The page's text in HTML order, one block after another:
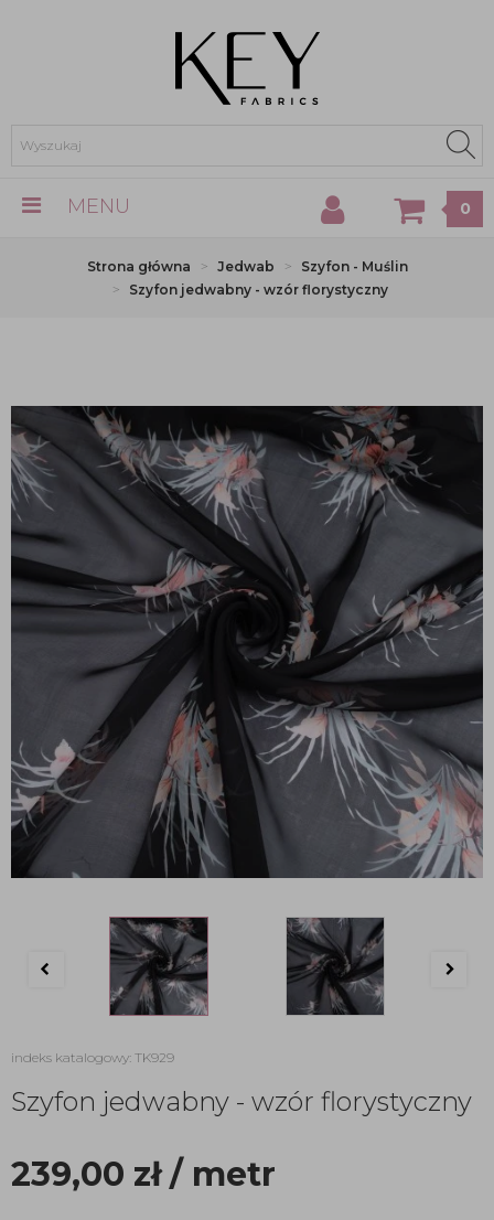
MENU 0
Strona główna Jedwab
Szyfon - Muślin
Szyfon jedwabny - wzór florystyczny
indeks katalogowy: TK929
Szyfon jedwabny - wzór florystyczny
239,00 zł/ metr